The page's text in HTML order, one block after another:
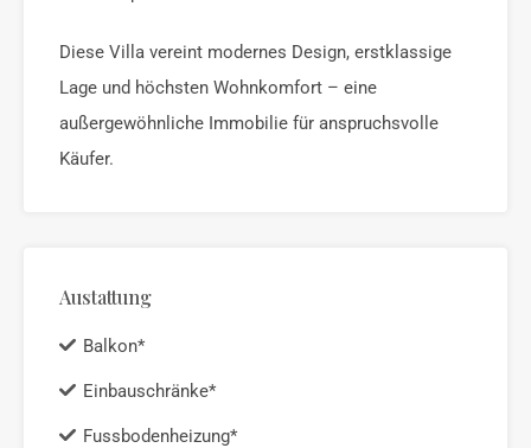
Diese Villa vereint modernes Design, erstklassige
Lage und höchsten Wohnkomfort – eine
außergewöhnliche Immobilie für anspruchsvolle
Käufer.
Austattung
Balkon*
Einbauschränke*
Fussbodenheizung*